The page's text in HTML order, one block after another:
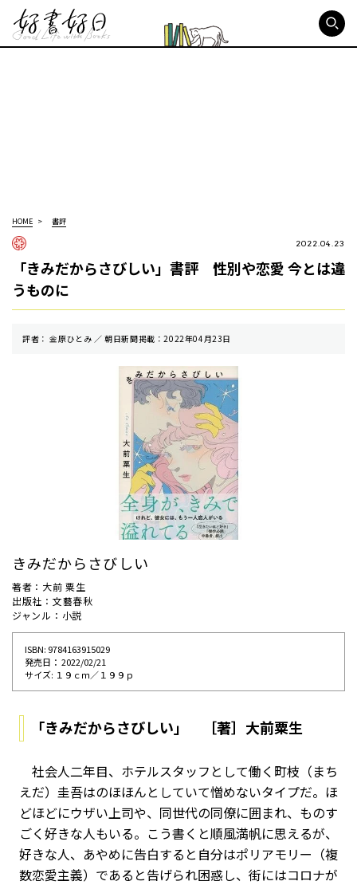
HOME 書評
2022.04.23
「きみだからさびしい」書評 性別や恋愛 今とは違
うものに
評者： 金原ひとみ ／ 朝⽇新聞掲載：2022年04月23日
きみだからさびしい
著者：大前 粟生
出版社：文藝春秋
ジャンル：小説
ISBN: 9784163915029
発売⽇： 2022/02/21
サイズ: １９ｃｍ／１９９ｐ
「きみだからさびしい」 ［著］大前粟生
社会人二年目、ホテルスタッフとして働く町枝（まち
えだ）圭吾はのほほんとしていて憎めないタイプだ。ほ
どほどにウザい上司や、同世代の同僚に囲まれ、ものす
ごく好きな人もいる。こう書くと順風満帆に思えるが、
好きな人、あやめに告白すると自分はポリアモリー（複
数恋愛主義）であると告げられ困惑し、街にはコロナが